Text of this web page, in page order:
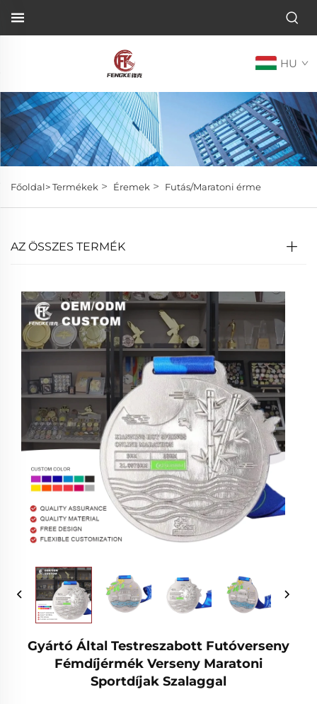
HU
Főoldal>Termékek > Éremek > Futás/Maratoni érme
AZ ÖSSZES TERMÉK
Gyártó Által Testreszabott Futóverseny
Fémdíjérmék Verseny Maratoni
Sportdíjak Szalaggal